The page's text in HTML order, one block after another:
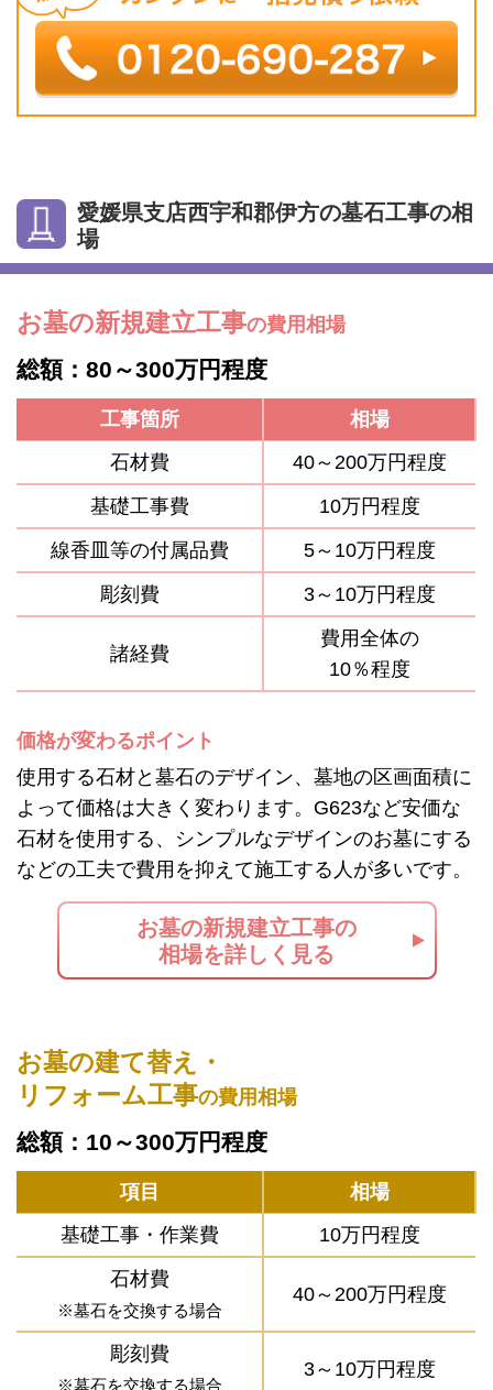
愛媛県支店西宇和郡伊方の墓石工事の相
場
お墓の新規建立工事の費用相場
総額：80～300万円程度
工事箇所
相場
石材費
40～200万円程度
基礎工事費
10万円程度
線香皿等の付属品費
5～10万円程度
彫刻費
3～10万円程度
諸経費
費用全体の
10％程度
価格が変わるポイント
使用する石材と墓石のデザイン、墓地の区画面積に
よって価格は大きく変わります。G623など安価な
石材を使用する、シンプルなデザインのお墓にする
などの工夫で費用を抑えて施工する人が多いです。
お墓の新規建立工事の
相場を詳しく見る
お墓の建て替え・
リフォーム工事の費用相場
総額：10～300万円程度
項目
相場
基礎工事・作業費
10万円程度
石材費
※墓石を交換する場合
40～200万円程度
彫刻費
※墓石を交換する場合
3～10万円程度